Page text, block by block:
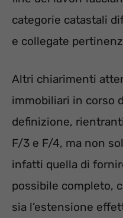
categorie catastali
e collegate
Altri chiarimenti
immobiliari in corso
definizione,
F/3 e F/4, ma non
infatti quella di
possibile completo,
sia l’estensione